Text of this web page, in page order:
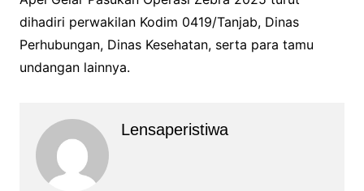
dihadiri perwakilan Kodim 0419/Tanjab, Dinas
Perhubungan, Dinas Kesehatan, serta para tamu
undangan lainnya.
Lensaperistiwa